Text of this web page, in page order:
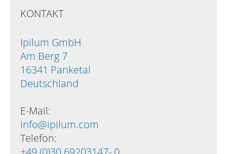
KONTAKT
Ipilum GmbH
Am Berg 7
16341 Panketal
Deutschland
E-Mail:
info@ipilum.com
Telefon: